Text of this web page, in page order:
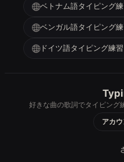
ベトナム語タイピング
ベンガル語タイピング
ドイツ語タイピング練習
好きな曲の歌詞でタイピング
アカ